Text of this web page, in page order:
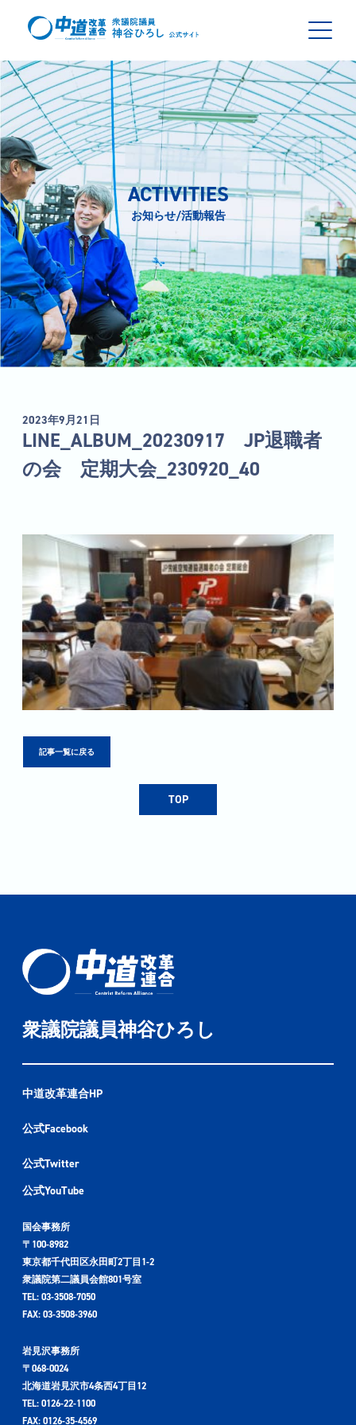
ACTIVITIES
お知らせ/活動報告
2023年9月21日
LINE_ALBUM_20230917 JP退職者
の会 定期大会_230920_40
記事一覧に戻る
TOP
衆議院議員神谷ひろし
中道改革連合HP
公式Facebook
公式Twitter
公式YouTube
国会事務所
〒100-8982
東京都千代田区永田町2丁目1-2
衆議院第二議員会館801号室
TEL: 03-3508-7050
FAX: 03-3508-3960
岩見沢事務所
〒068-0024
北海道岩見沢市4条西4丁目12
TEL: 0126-22-1100
FAX: 0126-35-4569